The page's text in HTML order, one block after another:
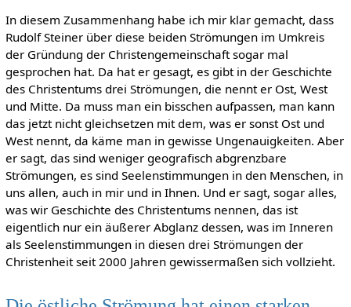
In diesem Zusammenhang habe ich mir klar gemacht, dass
Rudolf Steiner über diese beiden Strömungen im Umkreis
der Gründung der Christengemeinschaft sogar mal
gesprochen hat. Da hat er gesagt, es gibt in der Geschichte
des Christentums drei Strömungen, die nennt er Ost, West
und Mitte. Da muss man ein bisschen aufpassen, man kann
das jetzt nicht gleichsetzen mit dem, was er sonst Ost und
West nennt, da käme man in gewisse Ungenauigkeiten. Aber
er sagt, das sind weniger geografisch abgrenzbare
Strömungen, es sind Seelenstimmungen in den Menschen, in
uns allen, auch in mir und in Ihnen. Und er sagt, sogar alles,
was wir Geschichte des Christentums nennen, das ist
eigentlich nur ein äußerer Abglanz dessen, was im Inneren
als Seelenstimmungen in diesen drei Strömungen der
Christenheit seit 2000 Jahren gewissermaßen sich vollzieht.